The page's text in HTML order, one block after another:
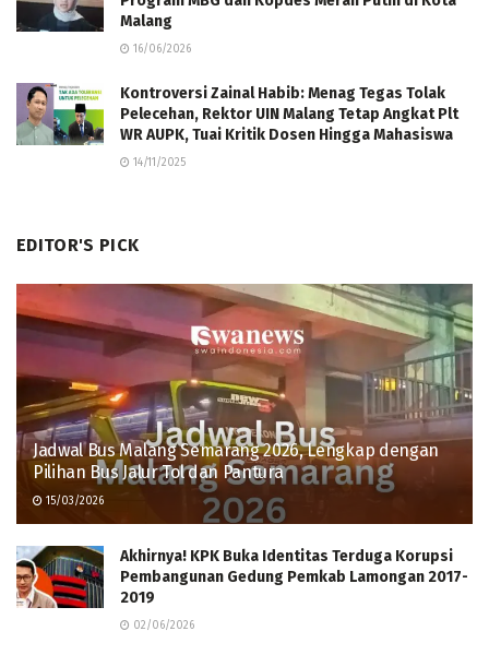
Malang
16/06/2026
Kontroversi Zainal Habib: Menag Tegas Tolak
Pelecehan, Rektor UIN Malang Tetap Angkat Plt
WR AUPK, Tuai Kritik Dosen Hingga Mahasiswa
14/11/2025
EDITOR'S PICK
Jadwal Bus Malang Semarang 2026, Lengkap dengan
Pilihan Bus Jalur Tol dan Pantura
15/03/2026
Akhirnya! KPK Buka Identitas Terduga Korupsi
Pembangunan Gedung Pemkab Lamongan 2017-
2019
02/06/2026